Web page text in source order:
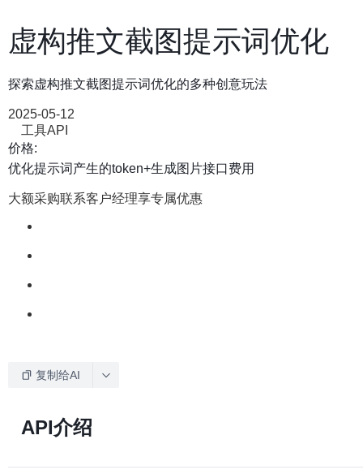
虚构推文截图提示词优化
探索虚构推文截图提示词优化的多种创意玩法
2025-05-12
工具API
价格:
优化提示词产生的token+生成图片接口费用
大额采购联系客户经理享专属优惠
复制给AI
API介绍